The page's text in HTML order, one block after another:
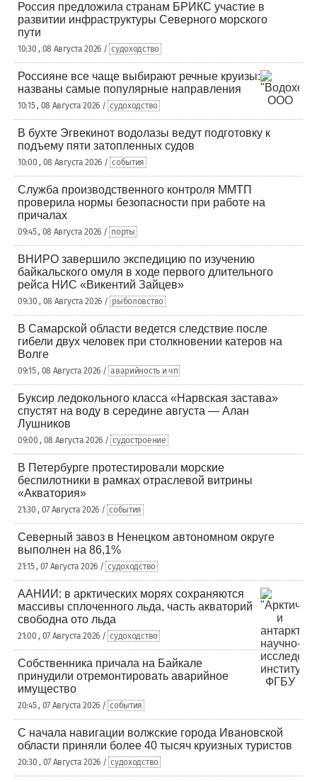
Россия предложила странам БРИКС участие в
развитии инфраструктуры Северного морского
пути
10:30 , 08 Августа 2026 / судоходство
Россияне все чаще выбирают речные круизы:
названы самые популярные направления
10:15 , 08 Августа 2026 / судоходство
В бухте Эгвекинот водолазы ведут подготовку к
подъему пяти затопленных судов
10:00 , 08 Августа 2026 / события
Служба производственного контроля ММТП
проверила нормы безопасности при работе на
причалах
09:45 , 08 Августа 2026 / порты
ВНИРО завершило экспедицию по изучению
байкальского омуля в ходе первого длительного
рейса НИС «Викентий Зайцев»
09:30 , 08 Августа 2026 / рыболовство
В Самарской области ведется следствие после
гибели двух человек при столкновении катеров на
Волге
09:15 , 08 Августа 2026 / аварийность и чп
Буксир ледокольного класса «Нарвская застава»
спустят на воду в середине августа — Алан
Лушников
09:00 , 08 Августа 2026 / судостроение
В Петербурге протестировали морские
беспилотники в рамках отраслевой витрины
«Акватория»
21:30 , 07 Августа 2026 / события
Северный завоз в Ненецком автономном округе
выполнен на 86,1%
21:15 , 07 Августа 2026 / судоходство
ААНИИ: в арктических морях сохраняются
массивы сплоченного льда, часть акваторий
свободна ото льда
21:00 , 07 Августа 2026 / судоходство
Собственника причала на Байкале
принудили отремонтировать аварийное
имущество
20:45 , 07 Августа 2026 / события
С начала навигации волжские города Ивановской
области приняли более 40 тысяч круизных туристов
20:30 , 07 Августа 2026 / судоходство